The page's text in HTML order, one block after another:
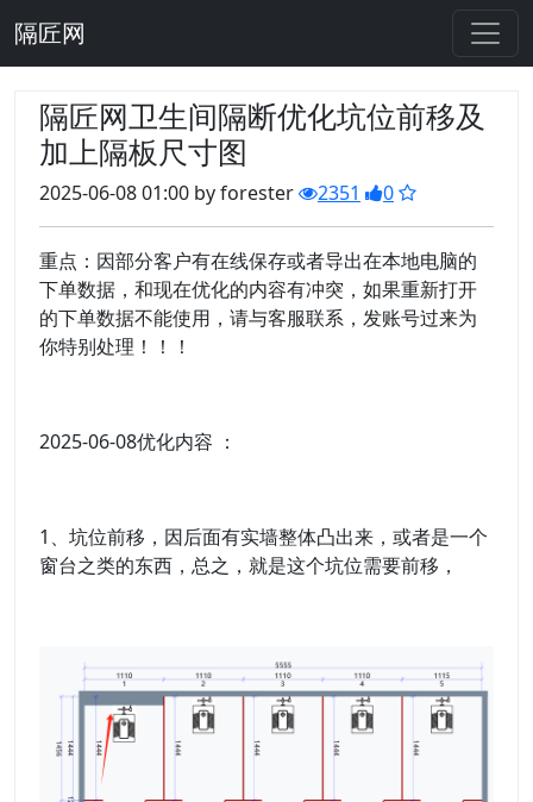
隔匠网
隔匠网卫生间隔断优化坑位前移及
加上隔板尺寸图
2025-06-08 01:00 by forester 2351 0
重点：因部分客户有在线保存或者导出在本地电脑的
下单数据，和现在优化的内容有冲突，如果重新打开
的下单数据不能使用，请与客服联系，发账号过来为
你特别处理！！！
2025-06-08优化内容 ：
1、坑位前移，因后面有实墙整体凸出来，或者是一个
窗台之类的东西，总之，就是这个坑位需要前移，